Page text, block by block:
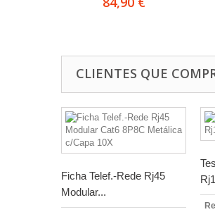
CLIENTES QUE
Ficha Telef.-Rede Rj45
Modular...